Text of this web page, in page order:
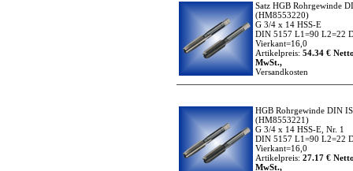
Satz HGB Rohrgewinde
(HM8553220)
G 3/4 x 14 HSS-E
DIN 5157 L1=90 L2=22
Vierkant=16,0
Artikelpreis: 54.34 €
MwSt.,
Versandkosten
HGB Rohrgewinde DIN
(HM8553221)
G 3/4 x 14 HSS-E, Nr. 1
DIN 5157 L1=90 L2=22
Vierkant=16,0
Artikelpreis: 27.17 €
MwSt.,